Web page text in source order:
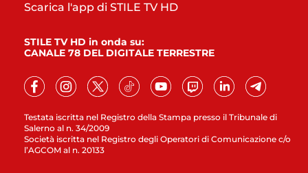
Testata iscritta nel Registro della Stampa presso il Tribunale di
Salerno al n. 34/2009
Società iscritta nel Registro degli Operatori di Comunicazione c/o
l’AGCOM al n. 20133
Scarica l'app di STILE TV HD
STILE TV HD in onda su:
CANALE 78 DEL DIGITALE TERRESTRE